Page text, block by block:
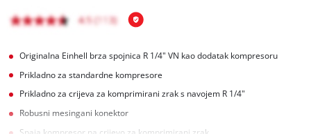
Originalna Einhell brza spojnica R 1/4" VN kao dodatak kompresoru
Prikladno za standardne kompresore
Prikladno za crijeva za komprimirani zrak s navojem R 1/4"
Robusni mesingani konektor